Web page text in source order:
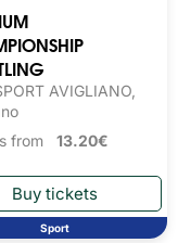
AVIGLIANO,
from 13.20€
Sport